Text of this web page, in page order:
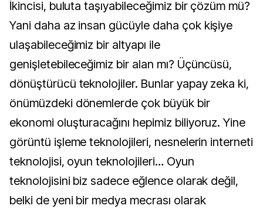
İkincisi, buluta taşıyabileceğimiz bir çözüm mü?
Yani daha az insan gücüyle daha çok kişiye
ulaşabileceğimiz bir altyapı ile
genişletebileceğimiz bir alan mı? Üçüncüsü,
dönüştürücü teknolojiler. Bunlar yapay zeka ki,
önümüzdeki dönemlerde çok büyük bir
ekonomi oluşturacağını hepimiz biliyoruz. Yine
görüntü işleme teknolojileri, nesnelerin interneti
teknolojisi, oyun teknolojileri… Oyun
teknolojisini biz sadece eğlence olarak değil,
belki de yeni bir medya mecrası olarak